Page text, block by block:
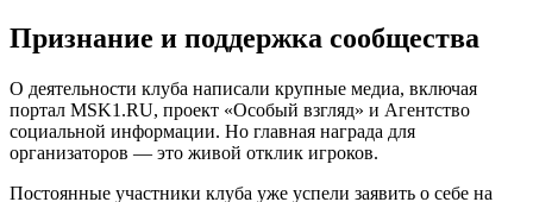
Признание и поддержка сообщества
О деятельности клуба написали крупные медиа, включая
портал MSK1.RU, проект «Особый взгляд» и Агентство
социальной информации. Но главная награда для
организаторов — это живой отклик игроков.
Постоянные участники клуба уже успели заявить о себе на